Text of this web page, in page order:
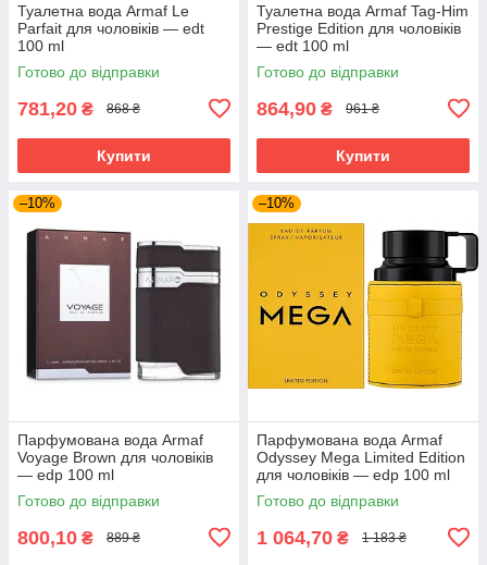
Туалетна вода Armaf Le
Parfait для чоловіків — edt
100 ml
Готово до відправки
781,20 ₴ 868 ₴
Купити
Туалетна вода Armaf Tag-Him
Prestige Edition для чоловіків
— edt 100 ml
Готово до відправки
864,90 ₴ 961 ₴
Купити
–10%
Парфумована вода Armaf
Voyage Brown для чоловіків
— edp 100 ml
Готово до відправки
800,10 ₴ 889 ₴
–10%
Парфумована вода Armaf
Odyssey Mega Limited Edition
для чоловіків — edp 100 ml
Готово до відправки
1 064,70 ₴ 1 183 ₴